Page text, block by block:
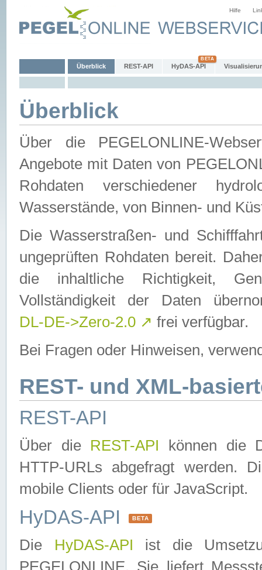
Hilfe
Überblick REST-API HyDAS-API
Überblick
Über die PEGELONLINE-
Angebote mit Daten von
Rohdaten verschiedener
Wasserstände, von Binnen- und
Die Wasserstraßen- und
ungeprüften Rohdaten bereit.
die inhaltliche Richtigkeit,
Vollständigkeit der Daten
DL-DE->Zero-2.0 ↗ frei verfügbar.
Bei Fragen oder Hinweisen,
REST- und XML-
REST-API
Über die REST-API können die
HTTP-URLs abgefragt werden.
mobile Clients oder für JavaScript.
HyDAS-API BETA
Die HyDAS-API ist die
PEGELONLINE. Sie liefert